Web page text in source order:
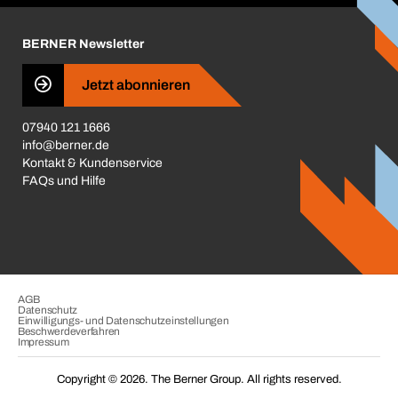
Aktionsübersicht
Business Conduct
BERNER Newsletter
Jetzt abonnieren
07940 121 1666
info@berner.de
Kontakt & Kundenservice
FAQs und Hilfe
Copyright © 2026. The Berner Group. All rights reserved.
AGB
Datenschutz
Einwilligungs- und Datenschutzeinstellungen
Beschwerdeverfahren
Impressum